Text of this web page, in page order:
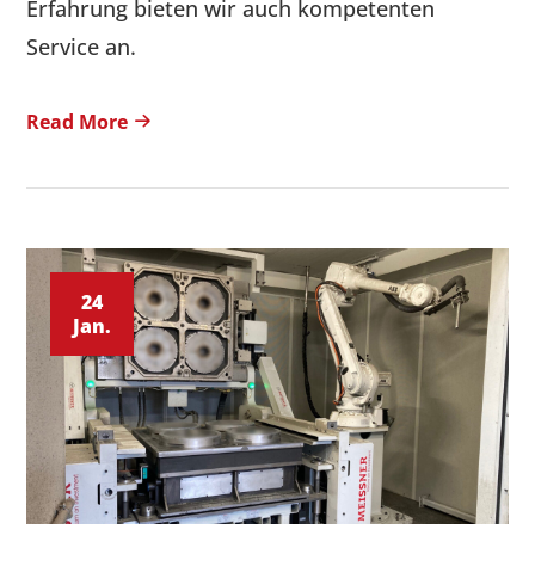
Erfahrung bieten wir auch kompetenten
Service an.
Read More
24
Jan.